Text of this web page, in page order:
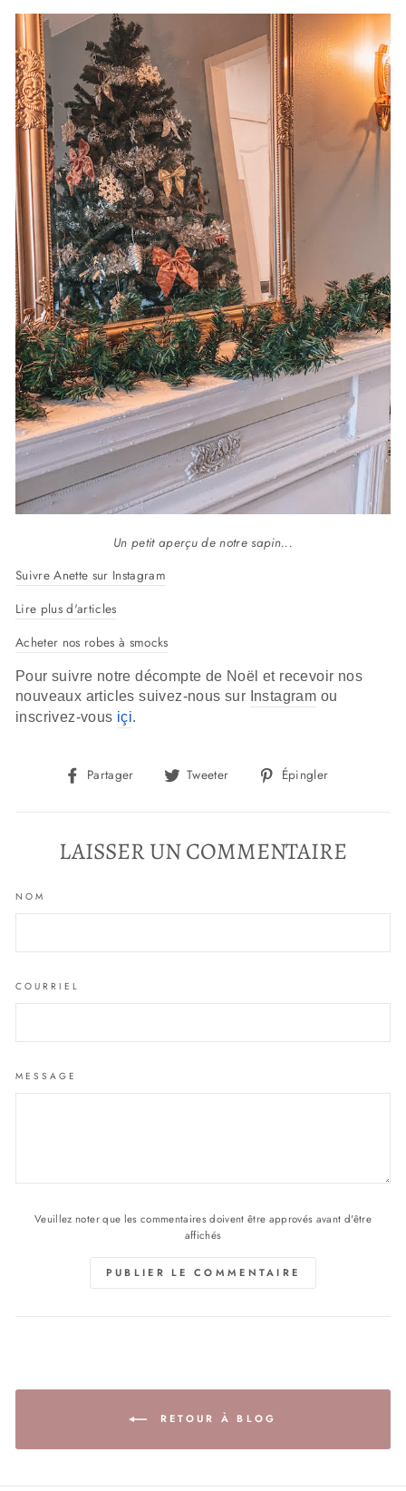
Un petit aperçu de notre sapin...
Suivre Anette sur Instagram
Lire plus d'articles
Acheter nos robes à smocks
Pour suivre notre décompte de Noël et recevoir nos
nouveaux articles suivez-nous sur Instagram ou
inscrivez-vous içi.
Partager
Partager
Facebook
Tweeter
Tweeter
Twitter
Épingler
Pinterest
LAISSER UN COMMENTAIRE
NOM
COURRIEL
MESSAGE
Veuillez noter que les commentaires doivent être approvés avant d'être
affichés
PUBLIER LE COMMENTAIRE
RETOUR À BLOG